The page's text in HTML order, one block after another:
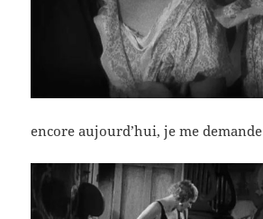
encore aujourd’hui, je me demande